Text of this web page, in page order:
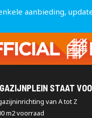
aanbieding,
STAAT
van A tot Z
m2 voorraad